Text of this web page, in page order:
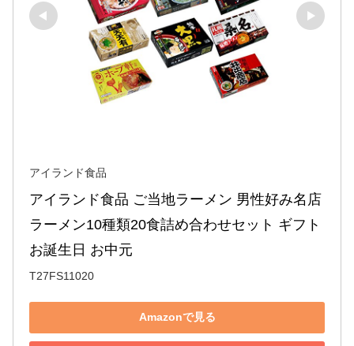
アイランド食品
アイランド食品 ご当地ラーメン 男性好み名店
ラーメン10種類20食詰め合わせセット ギフト
お誕生日 お中元
T27FS11020
Amazonで見る